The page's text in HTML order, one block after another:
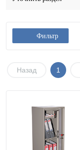
Фильтр
Назад 1